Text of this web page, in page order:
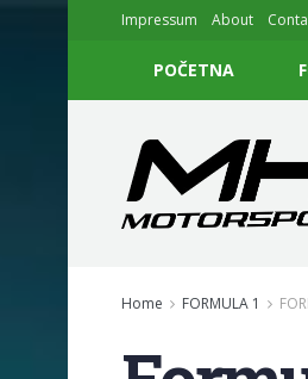
Impressum About
POČETNA
Home FORMULA 1